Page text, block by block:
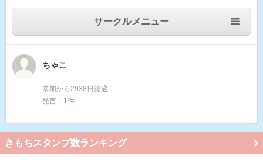
サークルメニュー
ちゃこ
参加から2938日経過
発言：1件
きもちスタンプ数ランキング